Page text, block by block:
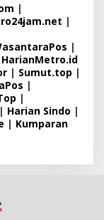
|
|
|
HarianMetro.id
| Sumut.top |
|
|
| Harian Sindo |
| Kumparan